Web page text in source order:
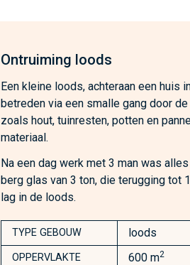
Ontruiming loods
Een kleine loods, achteraan een huis
betreden via een smalle gang door
zoals hout, tuinresten, potten en
materiaal.
Na een dag werk met 3 man was
berg glas van 3 ton, die terugging tot
lag in de loods.
TYPE GEBOUW loods
OPPERVLAKTE 600 m2